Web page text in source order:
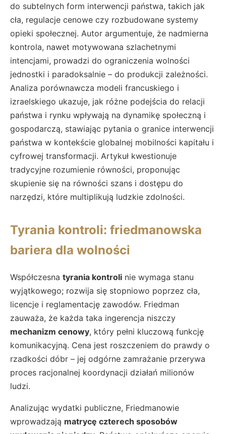
do subtelnych form interwencji państwa, takich jak
cła, regulacje cenowe czy rozbudowane systemy
opieki społecznej. Autor argumentuje, że nadmierna
kontrola, nawet motywowana szlachetnymi
intencjami, prowadzi do ograniczenia wolności
jednostki i paradoksalnie – do produkcji zależności.
Analiza porównawcza modeli francuskiego i
izraelskiego ukazuje, jak różne podejścia do relacji
państwa i rynku wpływają na dynamikę społeczną i
gospodarczą, stawiając pytania o granice interwencji
państwa w kontekście globalnej mobilności kapitału i
cyfrowej transformacji. Artykuł kwestionuje
tradycyjne rozumienie równości, proponując
skupienie się na równości szans i dostępu do
narzędzi, które multiplikują ludzkie zdolności.
Tyrania kontroli: friedmanowska
bariera dla wolności
Współczesna tyrania kontroli nie wymaga stanu
wyjątkowego; rozwija się stopniowo poprzez cła,
licencje i reglamentację zawodów. Friedman
zauważa, że każda taka ingerencja niszczy
mechanizm cenowy, który pełni kluczową funkcję
komunikacyjną. Cena jest roszczeniem do prawdy o
rzadkości dóbr – jej odgórne zamrażanie przerywa
proces racjonalnej koordynacji działań milionów
ludzi.
Analizując wydatki publiczne, Friedmanowie
wprowadzają matrycę czterech sposobów